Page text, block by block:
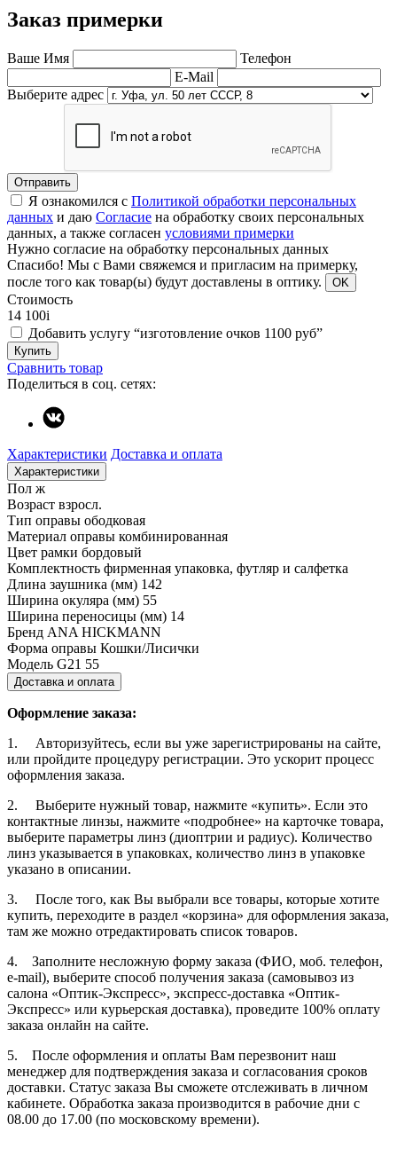
Заказ примерки
Ваше Имя
Телефон
E-Mail
Выберите адрес
Отправить
Я ознакомился с Политикой обработки персональных
данных и даю Согласие на обработку своих персональных
данных, а также согласен условиями примерки
Нужно согласие на обработку персональных данных
Спасибо! Мы с Вами свяжемся и пригласим на примерку,
после того как товар(ы) будут доставлены в оптику.
OK
Стоимость
14 100i
Добавить услугу “изготовление очков 1100 руб”
Купить
Сравнить товар
Поделиться в соц. сетях:
Характеристики Доставка и оплата
Характеристики
Пол ж
Возраст взросл.
Тип оправы ободковая
Материал оправы комбинированная
Цвет рамки бордовый
Комплектность фирменная упаковка, футляр и салфетка
Длина заушника (мм) 142
Ширина окуляра (мм) 55
Ширина переносицы (мм) 14
Бренд ANA HICKMANN
Форма оправы Кошки/Лисички
Модель G21 55
Доставка и оплата
Оформление заказа:
1. Авторизуйтесь, если вы уже зарегистрированы на сайте,
или пройдите процедуру регистрации. Это ускорит процесс
оформления заказа.
2. Выберите нужный товар, нажмите «купить». Если это
контактные линзы, нажмите «подробнее» на карточке товара,
выберите параметры линз (диоптрии и радиус). Количество
линз указывается в упаковках, количество линз в упаковке
указано в описании.
3. После того, как Вы выбрали все товары, которые хотите
купить, переходите в раздел «корзина» для оформления заказа,
там же можно отредактировать список товаров.
4. Заполните несложную форму заказа (ФИО, моб. телефон,
e-mail), выберите способ получения заказа (самовывоз из
салона «Оптик-Экспресс», экспресс-доставка «Оптик-
Экспресс» или курьерская доставка), проведите 100% оплату
заказа онлайн на сайте.
5. После оформления и оплаты Вам перезвонит наш
менеджер для подтверждения заказа и согласования сроков
доставки. Статус заказа Вы сможете отслеживать в личном
кабинете. Обработка заказа производится в рабочие дни с
08.00 до 17.00 (по московскому времени).